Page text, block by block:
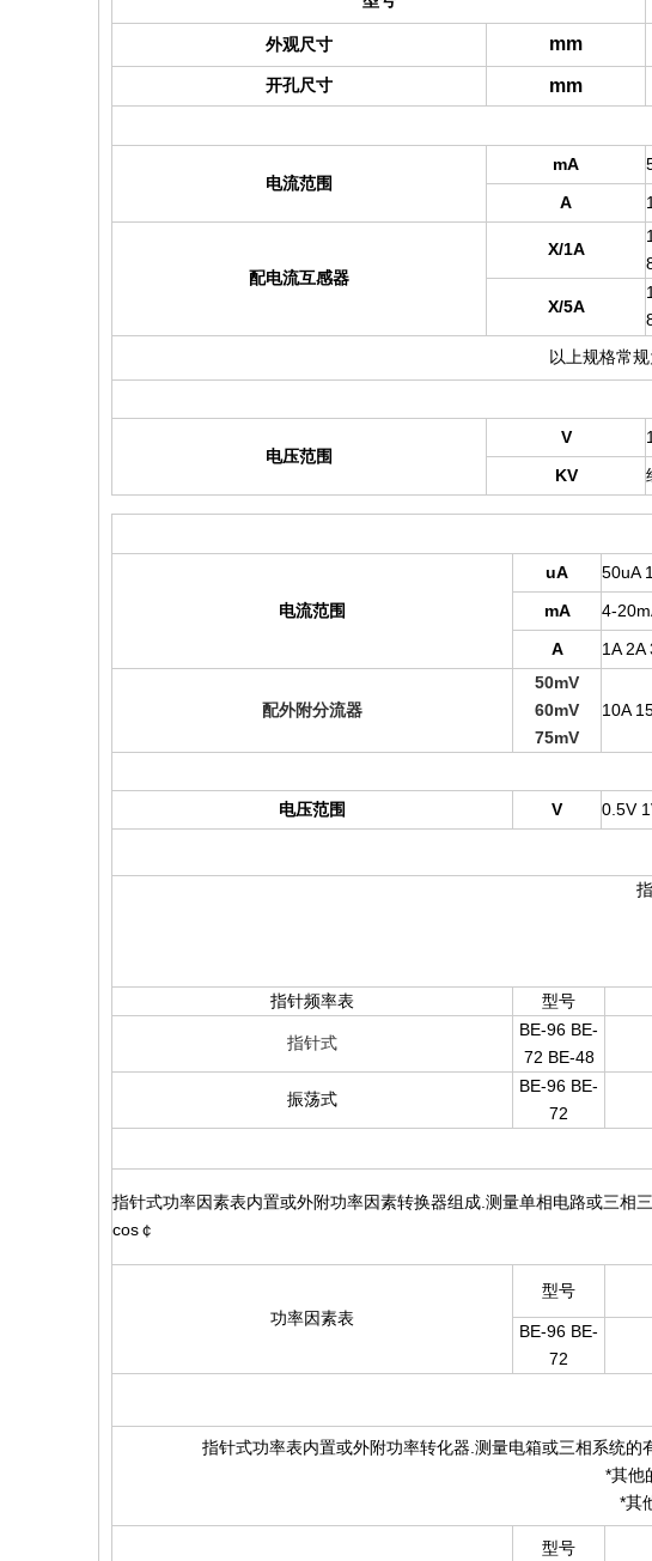
外观尺寸 mm
开孔尺寸 mm
电流范围
mA
A
配电流互感器
X/1A
X/5A
以上规格常
电压范围
V
KV
电流范围
uA
50uA
mA
4-
A
1A 2A
配外附分流器
50mV
60mV
75mV
10A
电压范围 V 0.5V
指针频率表
型号
指针式
BE-96 BE-
72 BE-48
振荡式
BE-96 BE-
72
指针式功率因素表内置或外附功率因素转换器组成.测量单相电路或三
cos￠
功率因素表
型号
BE-96 BE-
72
指针式功率表内置或外附功率转化器.测量电箱或三相系统
*其他
*其
型号